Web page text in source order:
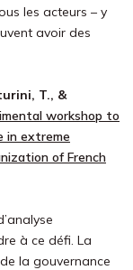
les acteurs – y
avoir des
T., &
workshop to
in extreme
of French
à ce défi. La
la gouvernance